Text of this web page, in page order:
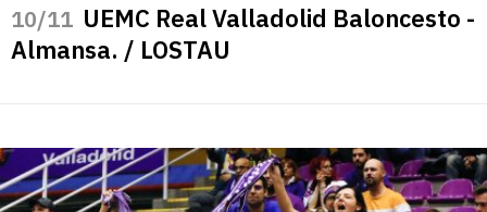
/11 UEMC Real Valladolid Baloncesto -
Almansa. / LOSTAU